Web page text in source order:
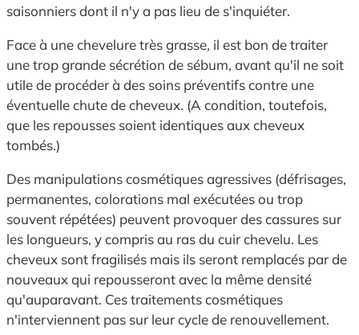
saisonniers dont il n'y a pas lieu de s'inquiéter.
Face à une chevelure très grasse, il est bon de traiter
une trop grande sécrétion de sébum, avant qu'il ne soit
utile de procéder à des soins préventifs contre une
éventuelle chute de cheveux. (A condition, toutefois,
que les repousses soient identiques aux cheveux
tombés.)
Des manipulations cosmétiques agressives (défrisages,
permanentes, colorations mal exécutées ou trop
souvent répétées) peuvent provoquer des cassures sur
les longueurs, y compris au ras du cuir chevelu. Les
cheveux sont fragilisés mais ils seront remplacés par de
nouveaux qui repousseront avec la même densité
qu'auparavant. Ces traitements cosmétiques
n'interviennent pas sur leur cycle de renouvellement.